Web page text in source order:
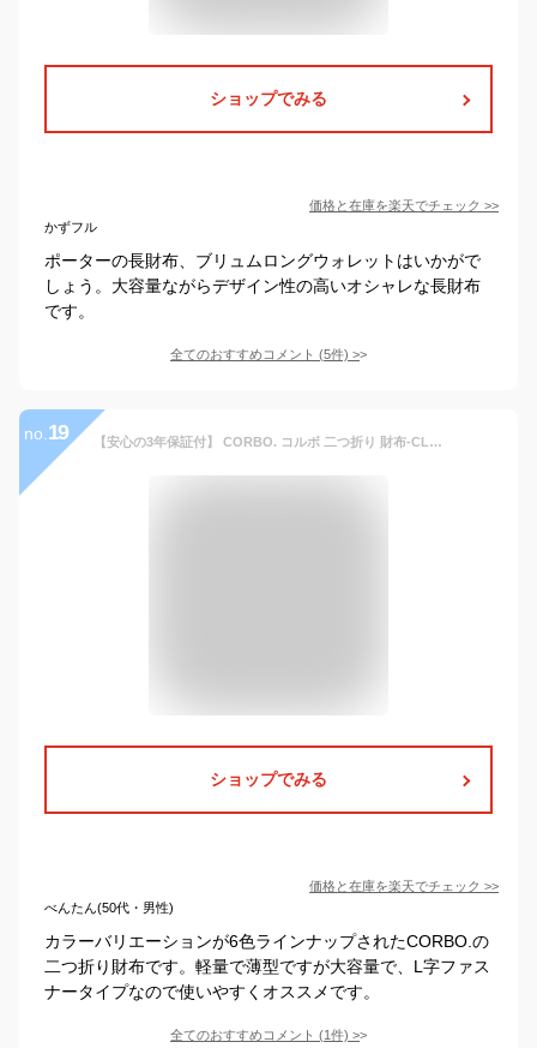
ショップでみる
価格と在庫を楽天でチェック >>
かずフル
ポーターの長財布、ブリュムロングウォレットはいかがで
しょう。大容量ながらデザイン性の高いオシャレな長財布
です。
全てのおすすめコメント (5件) >
no. 19 【安心の3年保証付】 CORBO. コルボ 二つ折り 財布-CLAY Works Horse- クレイワークスホースL字ファスナー式 L型 小銭入れ付き 8JF-9979メンズ Suica ICOCA PiTaPa 日本製 ギフト ブランド プレゼント 軽量 大容量 ミドルウォレット
ショップでみる
価格と在庫を楽天でチェック >>
べんたん(50代・男性)
カラーバリエーションが6色ラインナップされたCORBO.の
二つ折り財布です。軽量で薄型ですが大容量で、L字ファス
ナータイプなので使いやすくオススメです。
全てのおすすめコメント (1件) >